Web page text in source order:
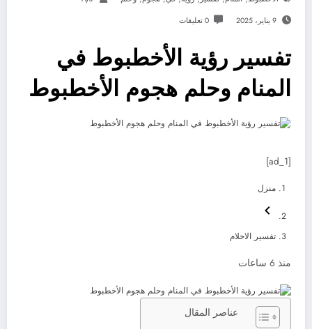
9 يناير، 2025 0 تعليقات
تفسير رؤية الأخطبوط في
المنام وحلم هجوم الأخطبوط
[ad_1]
منزل
تفسير الاحلام
منذ 6 ساعات
عناصر المقال